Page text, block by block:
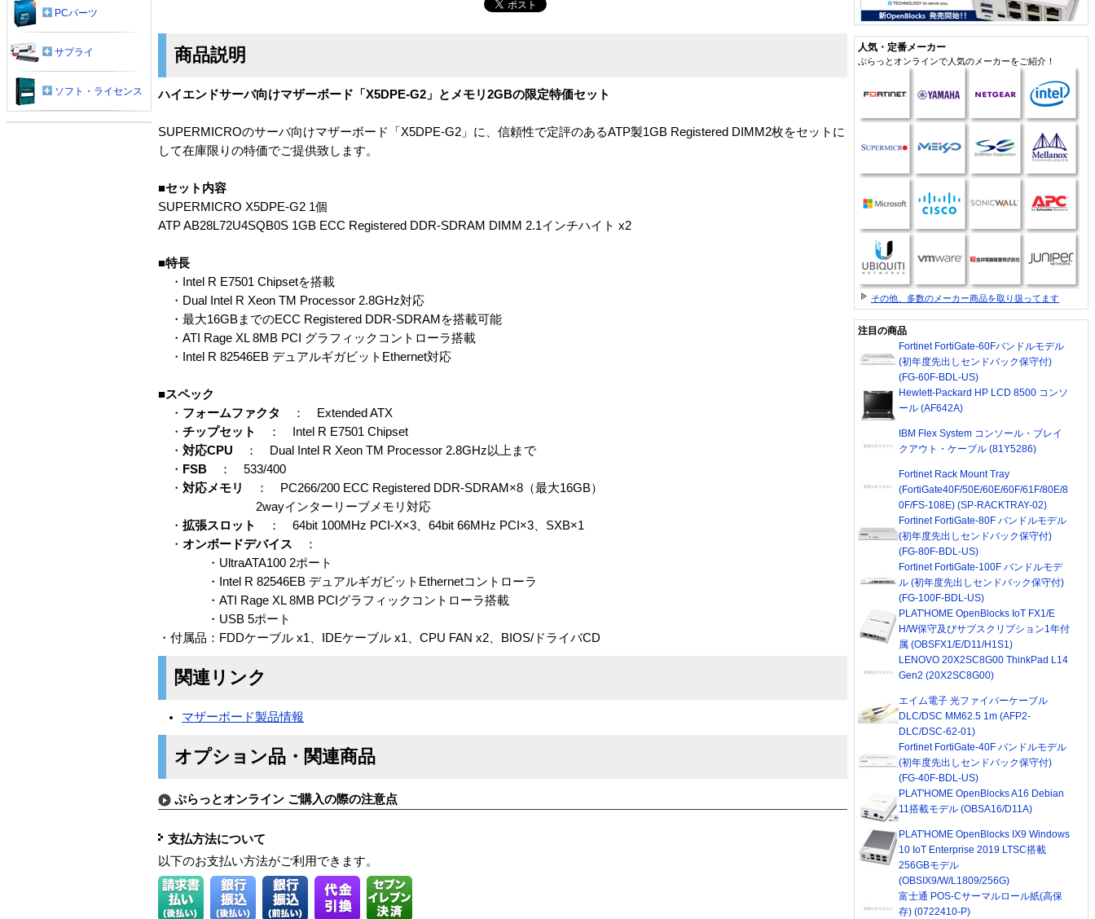
商品説明
ハイエンドサーバ向けマザーボード「X5DPE-G2」とメモリ2GBの限定特価セット
SUPERMICROのサーバ向けマザーボード「X5DPE-G2」に、信頼性で定評のあるATP製1GB Registered DIMM2枚をセットに
して在庫限りの特価でご提供致します。
■セット内容
SUPERMICRO X5DPE-G2 1個
ATP AB28L72U4SQB0S 1GB ECC Registered DDR-SDRAM DIMM 2.1インチハイト x2
■特長
・Intel R E7501 Chipsetを搭載
・Dual Intel R Xeon TM Processor 2.8GHz対応
・最大16GBまでのECC Registered DDR-SDRAMを搭載可能
・ATI Rage XL 8MB PCI グラフィックコントローラ搭載
・Intel R 82546EB デュアルギガビットEthernet対応
■スペック
・ フォームファクタ
： Extended ATX
・ チップセット
： Intel R E7501 Chipset
・ 対応CPU ： Dual Intel R Xeon TM Processor 2.8GHz以上まで
・ FSB ： 533/400
・ 対応メモリ
： PC266/200 ECC Registered DDR-SDRAM×8（最大16GB）
2wayインターリーブメモリ対応
・ 拡張スロット
： 64bit 100MHz PCI-X×3、64bit 66MHz PCI×3、SXB×1
・ オンボードデバイス ：
・UltraATA100 2ポート
・Intel R 82546EB デュアルギガビットEthernetコントローラ
・ATI Rage XL 8MB PCIグラフィックコントローラ搭載
・USB 5ポート
・付属品：FDDケーブル x1、IDEケーブル x1、CPU FAN x2、BIOS/ドライバCD
関連リンク
マザーボード製品情報
オプション品・関連商品
ぷらっとオンライン ご購入の際の注意点
支払方法について
以下のお支払い方法がご利用できます。
PCパーツ
サプライ
ソフト・ライセンス
人気・定番メーカー
ぷらっとオンラインで人気のメーカーをご紹介！
その他、多数のメーカー商品を取り扱ってます
注目の商品
Fortinet FortiGate-60Fバンドルモデル
(初年度先出しセンドバック保守付)
(FG-60F-BDL-US)
Hewlett-Packard HP LCD 8500 コンソ
ール (AF642A)
IBM Flex System コンソール・ブレイ
クアウト・ケーブル (81Y5286)
Fortinet Rack Mount Tray
(FortiGate40F/50E/60E/60F/61F/80E/8
0F/FS-108E) (SP-RACKTRAY-02)
Fortinet FortiGate-80F バンドルモデル
(初年度先出しセンドバック保守付)
(FG-80F-BDL-US)
Fortinet FortiGate-100F バンドルモデ
ル (初年度先出しセンドバック保守付)
(FG-100F-BDL-US)
PLAT'HOME OpenBlocks IoT FX1/E
H/W保守及びサブスクリプション1年付
属 (OBSFX1/E/D11/H1S1)
LENOVO 20X2SC8G00 ThinkPad L14
Gen2 (20X2SC8G00)
エイム電子 光ファイバーケーブル
DLC/DSC MM62.5 1m (AFP2-
DLC/DSC-62-01)
Fortinet FortiGate-40F バンドルモデル
(初年度先出しセンドバック保守付)
(FG-40F-BDL-US)
PLAT'HOME OpenBlocks A16 Debian
11搭載モデル (OBSA16/D11A)
PLAT'HOME OpenBlocks IX9 Windows
10 IoT Enterprise 2019 LTSC搭載
256GBモデル
(OBSIX9/W/L1809/256G)
富士通 POS-Cサーマルロール紙(高保
存) (0722410-P)